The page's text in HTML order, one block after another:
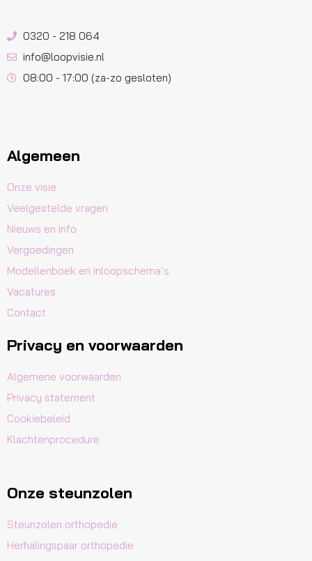
0320 - 218 064
info@loopvisie.nl
08:00 - 17:00 (za-zo gesloten)
Algemeen
Onze visie
Veelgestelde vragen
Nieuws en info
Vergoedingen
Modellenboek en inloopschema’s
Vacatures
Contact
Privacy en voorwaarden
Algemene voorwaarden
Privacy statement
Cookiebeleid
Klachtenprocedure
Onze steunzolen
Steunzolen orthopedie
Herhalingspaar orthopedie